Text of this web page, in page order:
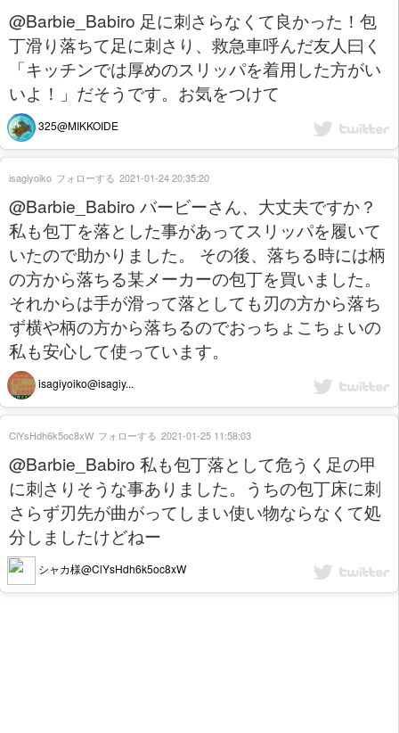
@Barbie_Babiro 足に刺さらなくて良かった！包
丁滑り落ちて足に刺さり、救急車呼んだ友人曰く
「キッチンでは厚めのスリッパを着用した方がい
いよ！」だそうです。お気をつけて
325@MIKKOIDE
@Barbie_Babiro バービーさん、大丈夫ですか？
私も包丁を落とした事があってスリッパを履いて
いたので助かりました。 その後、落ちる時には柄
の方から落ちる某メーカーの包丁を買いました。
それからは手が滑って落としても刃の方から落ち
ず横や柄の方から落ちるのでおっちょこちょいの
私も安心して使っています。
isagiyoiko@isagiy...
isagiyoiko フォローする 2021-01-24 20:35:20
@Barbie_Babiro 私も包丁落として危うく足の甲
に刺さりそうな事ありました。うちの包丁床に刺
さらず刃先が曲がってしまい使い物ならなくて処
分しましたけどねー
シャカ様@ClYsHdh6k5oc8xW
ClYsHdh6k5oc8xW フォローする 2021-01-25 11:58:03